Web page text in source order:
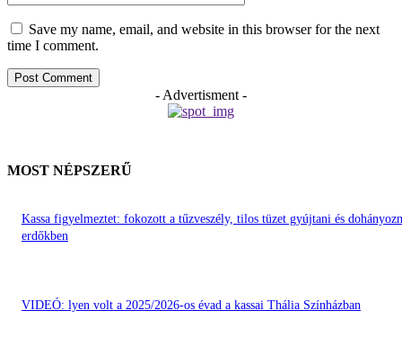
Save my name, email, and website in this browser for the next
time I comment.
- Advertisment -
MOST NÉPSZERŰ
Kassa figyelmeztet: fokozott a tűzveszély, tilos tüzet gyújtani és
erdőkben
VIDEÓ: lyen volt a 2025/2026-os évad a kassai Thália Színházban